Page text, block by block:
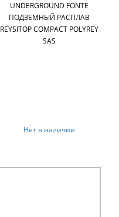
UNDERGROUND FONTE
ПОДЗЕМНЫЙ РАСПЛАВ
REYSITOP COMPACT POLYREY
SAS
Нет в наличии